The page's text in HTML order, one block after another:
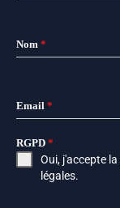
Nom *
Email *
RGPD *
Oui, j'accepte la
légales.